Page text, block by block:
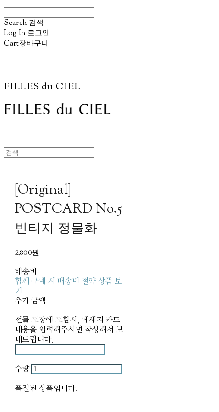
Search 검색
Log In 로그인
Cart장바구니
FILLES du CIEL
[Original]
POSTCARD No.5
빈티지 정물화
2,800원
배송비 -
함께 구매 시 배송비 절약 상품 보
기
추가 금액
선물 포장에 포함시, 메세지 카드
내용을 입력해주시면 작성해서 보
내드립니다.
수량
품절된 상품입니다.